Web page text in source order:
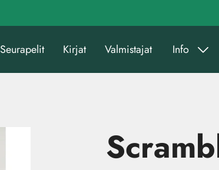
Seurapelit Kirjat Valmistajat Info